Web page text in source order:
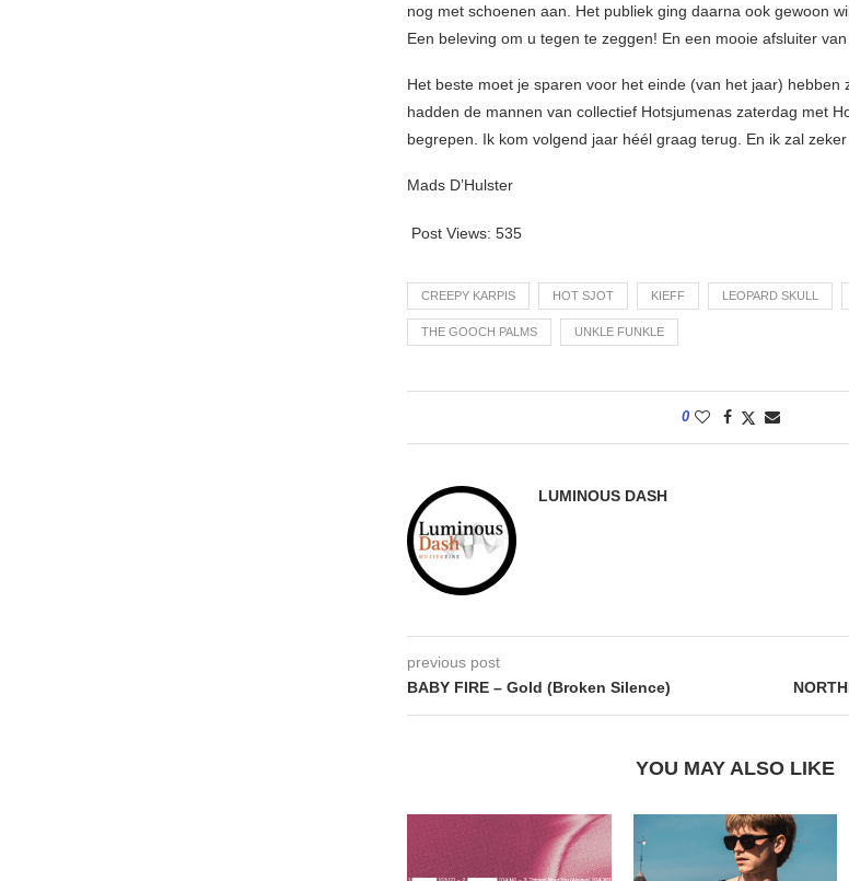
nog met schoenen aan. Het publiek ging daarna ook gewoon
Een beleving om u tegen te zeggen! En een mooie afsluiter van
Het beste moet je sparen voor het einde (van het jaar) hebben
hadden de mannen van collectief Hotsjumenas zaterdag met
begrepen. Ik kom volgend jaar héél graag terug. En ik zal zeker
Mads D’Hulster
Post Views: 535
CREEPY KARPIS HOT SJOT KIEFF LEOPARD SKULL
THE GOOCH PALMS UNKLE FUNKLE
0
LUMINOUS DASH
previous post
BABY FIRE – Gold (Broken Silence)
YOU MAY ALSO LIKE